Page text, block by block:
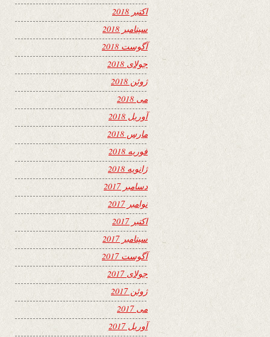
اکتبر 2018
سپتامبر 2018
آگوست 2018
جولای 2018
ژوئن 2018
می 2018
آوریل 2018
مارس 2018
فوریه 2018
ژانویه 2018
دسامبر 2017
نوامبر 2017
اکتبر 2017
سپتامبر 2017
آگوست 2017
جولای 2017
ژوئن 2017
می 2017
آوریل 2017